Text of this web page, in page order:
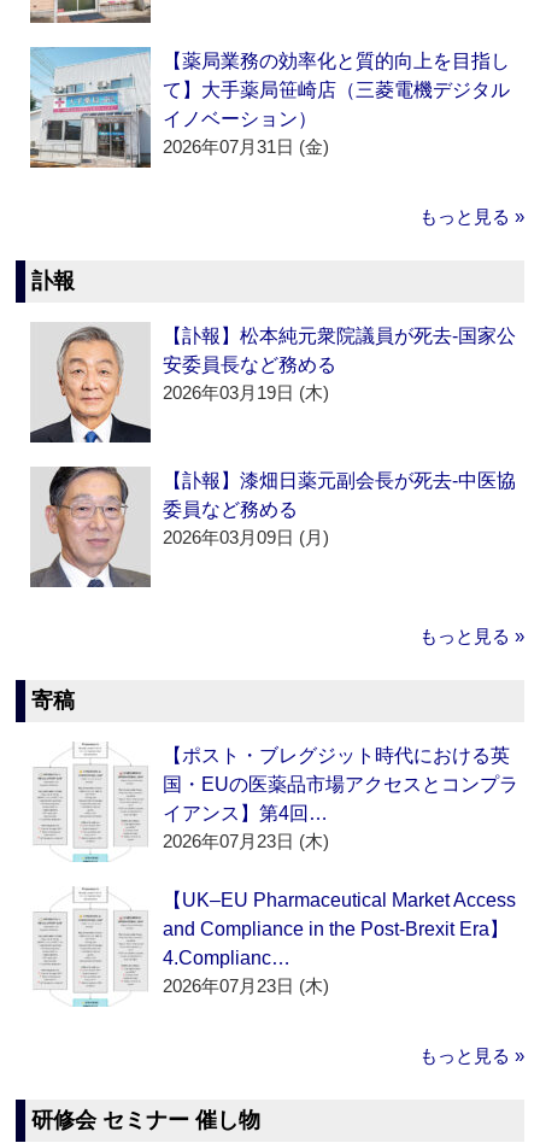
【薬局業務の効率化と質的向上を目指し
て】大手薬局笹崎店（三菱電機デジタル
イノベーション）
2026年07月31日 (金)
もっと見る »
訃報
【訃報】松本純元衆院議員が死去‐国家公
安委員長など務める
2026年03月19日 (木)
【訃報】漆畑日薬元副会長が死去‐中医協
委員など務める
2026年03月09日 (月)
もっと見る »
寄稿
【ポスト・ブレグジット時代における英
国・EUの医薬品市場アクセスとコンプラ
イアンス】第4回…
2026年07月23日 (木)
【UK–EU Pharmaceutical Market Access
and Compliance in the Post-Brexit Era】
4.Complianc…
2026年07月23日 (木)
もっと見る »
研修会 セミナー 催し物